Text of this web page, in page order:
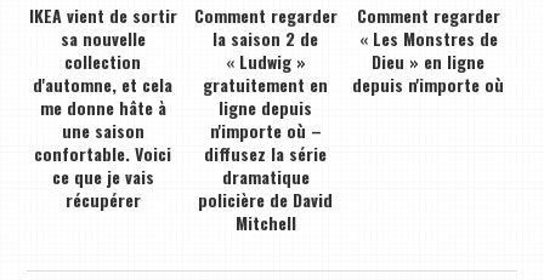
IKEA vient de sortir
sa nouvelle
collection
d'automne, et cela
me donne hâte à
une saison
confortable. Voici
ce que je vais
récupérer
Comment regarder
la saison 2 de
« Ludwig »
gratuitement en
ligne depuis
n'importe où –
diffusez la série
dramatique
policière de David
Mitchell
Comment regarder
« Les Monstres de
Dieu » en ligne
depuis n'importe où